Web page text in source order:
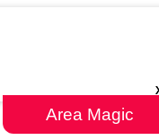
Area Magic